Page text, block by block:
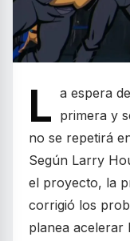
L a espera
primera y
no se repetirá
Según Larry
el proyecto, la
corrigió los
planea acelerar